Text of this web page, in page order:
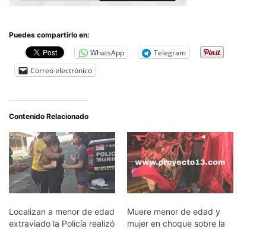
Puedes compartirlo en:
WhatsApp
Telegram
Correo electrónico
Contenido Relacionado
Localizan a menor de edad
extraviado la Policía realizó
Muere menor de edad y
mujer en choque sobre la